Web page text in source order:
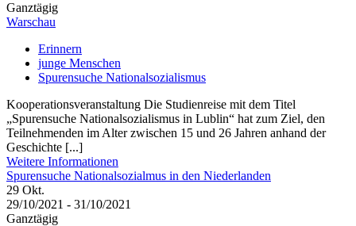
Ganztägig
Warschau
Erinnern
junge Menschen
Spurensuche Nationalsozialismus
Kooperationsveranstaltung Die Studienreise mit dem Titel
„Spurensuche Nationalsozialismus in Lublin“ hat zum Ziel, den
Teilnehmenden im Alter zwischen 15 und 26 Jahren anhand der
Geschichte [...]
Weitere Informationen
Spurensuche Nationalsozialmus in den Niederlanden
29 Okt.
29/10/2021 - 31/10/2021
Ganztägig